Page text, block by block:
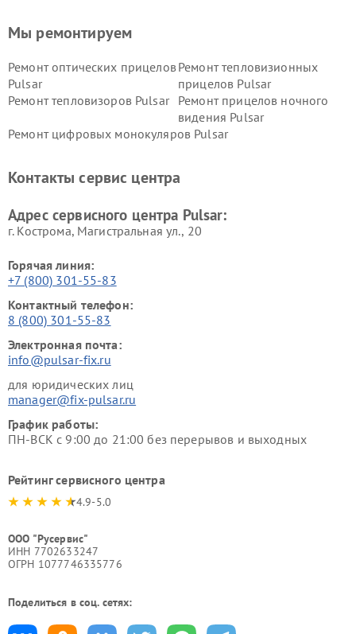
Мы ремонтируем
Ремонт оптических прицелов
Pulsar
Ремонт тепловизионных
прицелов Pulsar
Ремонт тепловизоров Pulsar
Ремонт прицелов ночного
видения Pulsar
Ремонт цифровых монокуляров Pulsar
Контакты сервис центра
Адрес сервисного центра Pulsar:
г. Кострома, Магистральная ул., 20
Горячая линия:
+7 (800) 301-55-83
Контактный телефон:
8 (800) 301-55-83
Электронная почта:
info@pulsar-fix.ru
для юридических лиц
manager@fix-pulsar.ru
График работы:
ПН-ВСК с 9:00 до 21:00 без перерывов и выходных
Рейтинг сервисного центра
4.9-5.0
ООО "Русервис"
ИНН 7702633247
ОГРН 1077746335776
Поделиться в соц. сетях: